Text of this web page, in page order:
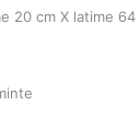
20 cm X latime 64